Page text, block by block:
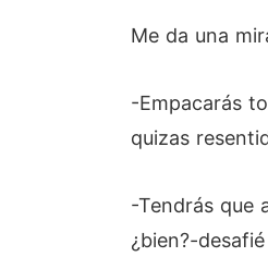
Me da una
-Empacarás
quizas
-Tendrás que
¿bien?-